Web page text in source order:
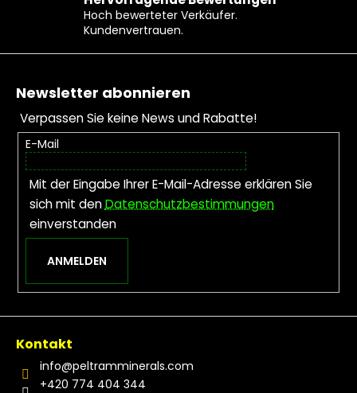
Hoch bewerteter Verkäufer.
Kundenvertrauen.
Fußzeile
Newsletter abonnieren
Verpassen Sie keine News und Rabatte!
E-Mail
Mit der Eingabe Ihrer E-Mail-Adresse erklären Sie
sich mit denDatenschutzbestimmungen
einverstanden
ANMELDEN
Kontakt
info@peltramminerals.com
+420 774 404 344